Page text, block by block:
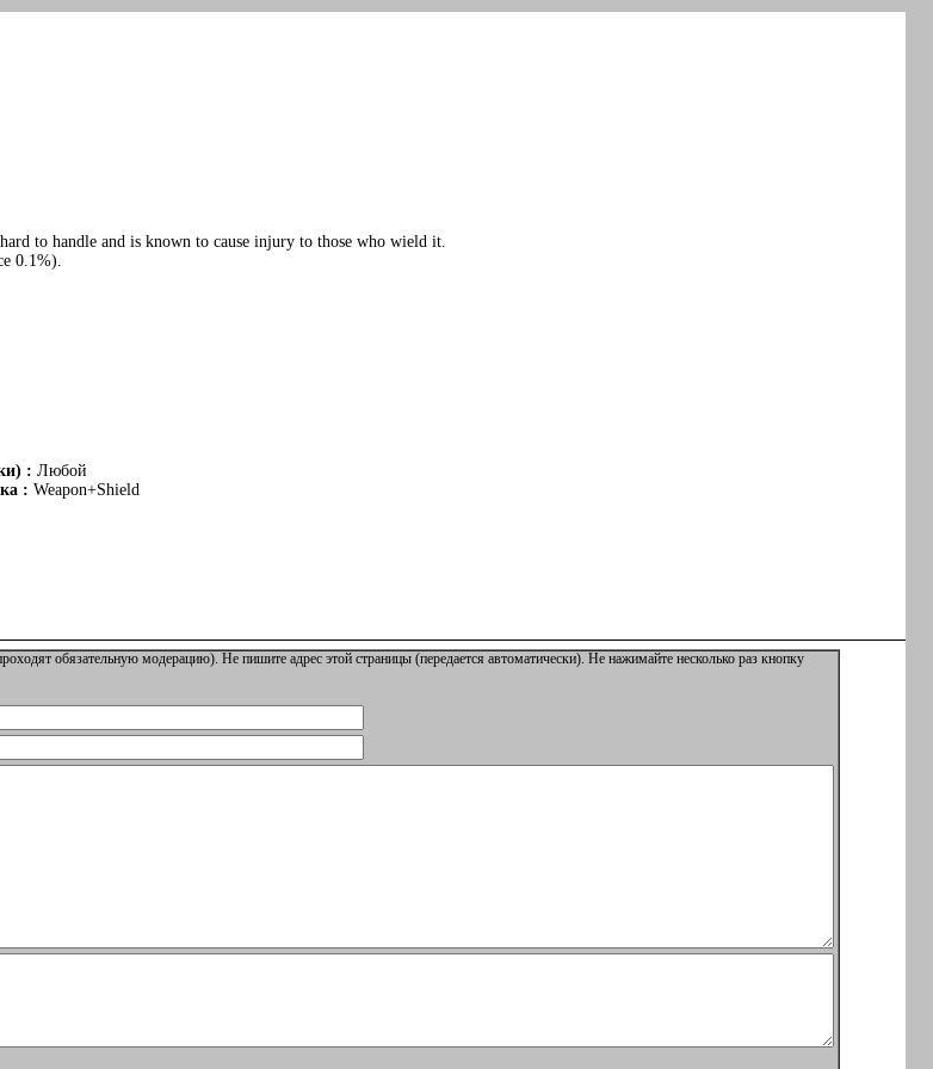
to handle and is known to cause injury to those who wield it.
0.1%).
: Любой
: Weapon+Shield
обязательную модерацию). Не пишите адрес этой страницы (передается автоматически). Не нажимайте несколько раз кнопку